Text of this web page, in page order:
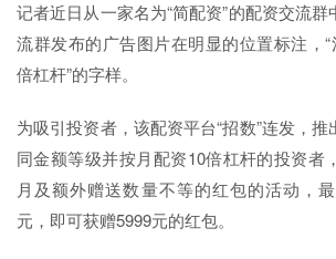
记者近日从一家名为“简配资”的配资交流
流群发布的广告图片在明显的位置标注，“
倍杠杆”的字样。
为吸引投资者，该配资平台“招数”连发，
同金额等级并按月配资10倍杠杆的投资者
月及额外赠送数量不等的红包的活动，
元，即可获赠5999元的红包。